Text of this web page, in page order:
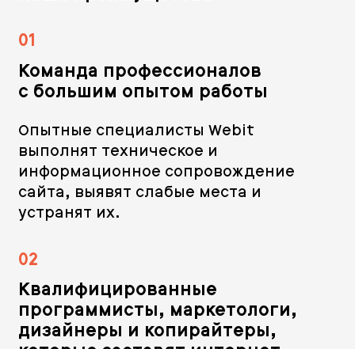
01
Команда профессионалов
с большим опытом работы
Опытные специалисты Webit
выполнят техническое и
информационное сопровождение
сайта, выявят слабые места и
устранят их.
02
Квалифицированные
программисты, маркетологи,
дизайнеры и копирайтеры,